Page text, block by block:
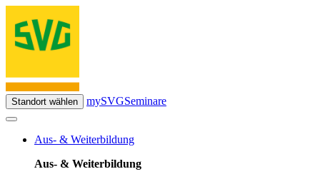
Standort wählen mySVGSeminare
Aus- & Weiterbildung
Aus- & Weiterbildung